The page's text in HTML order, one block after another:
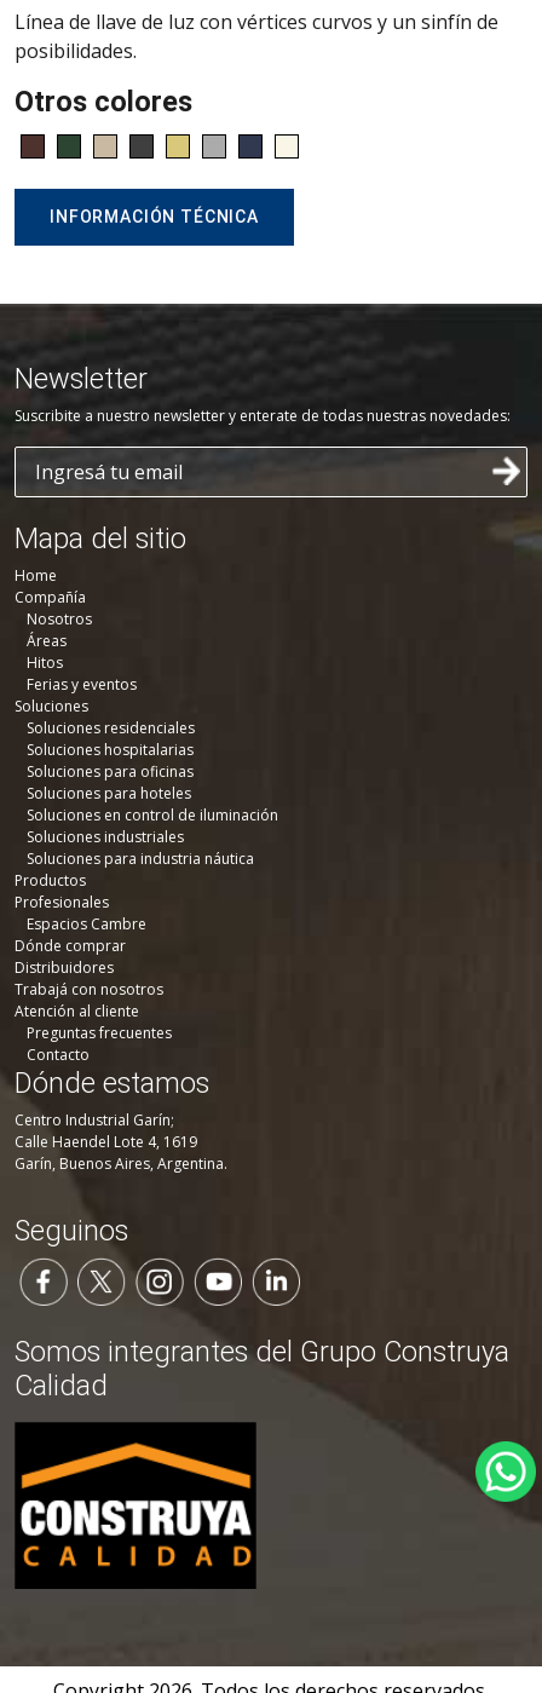
Línea de llave de luz con vértices curvos y un sinfín de
posibilidades.
Otros colores
INFORMACIÓN TÉCNICA
Newsletter
Suscribite a nuestro newsletter y enterate de todas nuestras novedades:
Mapa del sitio
Home
Compañía
Nosotros
Áreas
Hitos
Ferias y eventos
Soluciones
Soluciones residenciales
Soluciones hospitalarias
Soluciones para oficinas
Soluciones para hoteles
Soluciones en control de iluminación
Soluciones industriales
Soluciones para industria náutica
Productos
Profesionales
Espacios Cambre
Dónde comprar
Distribuidores
Trabajá con nosotros
Atención al cliente
Preguntas frecuentes
Contacto
Dónde estamos
Centro Industrial Garín;
Calle Haendel Lote 4, 1619
Garín, Buenos Aires, Argentina.
Seguinos
Somos integrantes del Grupo Construya
Calidad